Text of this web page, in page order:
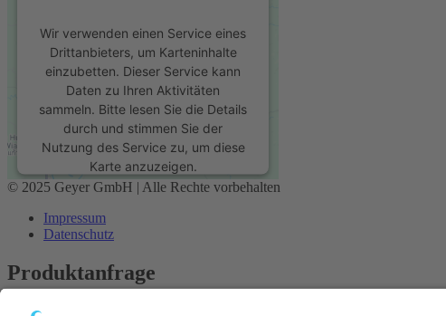
Wir verwenden einen Service eines
Drittanbieters, um Karteninhalte
einzubetten. Dieser Service kann
Daten zu Ihren Aktivitäten
sammeln. Bitte lesen Sie die Details
durch und stimmen Sie der
Nutzung des Service zu, um diese
Karte anzuzeigen.
powered byUsercentrics Consent
Management Platform
© 2025 Geyer GmbH | Alle Rechte vorbehalten
Impressum
Datenschutz
Produktanfrage
Anrede